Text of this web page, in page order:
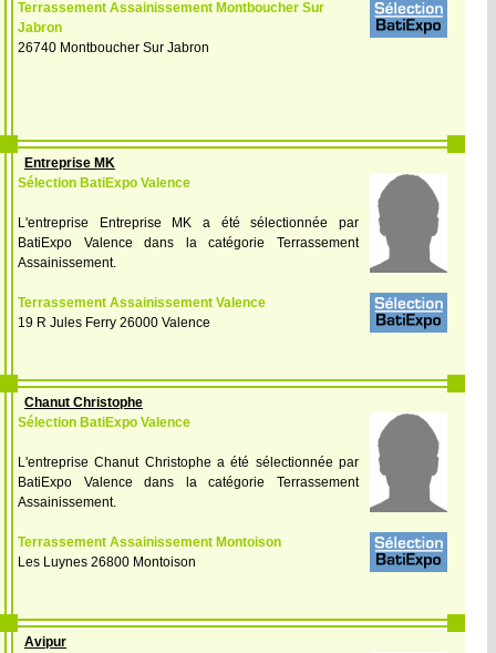
Terrassement Assainissement Montboucher Sur
Jabron
26740 Montboucher Sur Jabron
Entreprise MK
Sélection BatiExpo Valence
L'entreprise Entreprise MK a été sélectionnée par
BatiExpo Valence dans la catégorie Terrassement
Assainissement.
Terrassement Assainissement Valence
19 R Jules Ferry 26000 Valence
Chanut Christophe
Sélection BatiExpo Valence
L'entreprise Chanut Christophe a été sélectionnée par
BatiExpo Valence dans la catégorie Terrassement
Assainissement.
Terrassement Assainissement Montoison
Les Luynes 26800 Montoison
Avipur